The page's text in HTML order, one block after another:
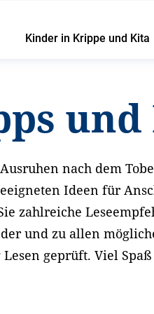
Kinder in Krippe und Kita
und Materialien
nach dem
Ideen für
zahlreiche
und zu allen
geprüft. Viel